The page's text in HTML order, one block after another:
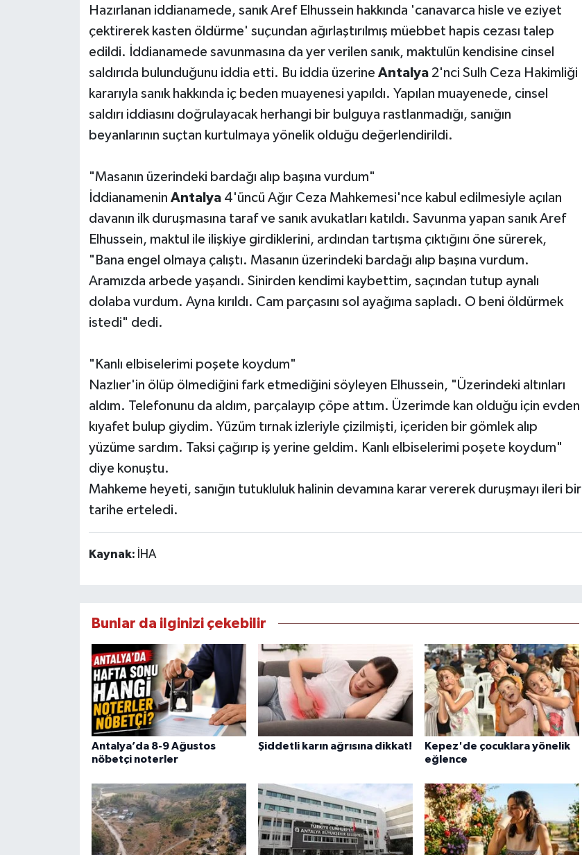
Hazırlanan iddianamede, sanık Aref Elhussein hakkında 'canavarca hisle ve eziyet
çektirerek kasten öldürme' suçundan ağırlaştırılmış müebbet hapis cezası talep
edildi. İddianamede savunmasına da yer verilen sanık, maktulün kendisine cinsel
saldırıda bulunduğunu iddia etti. Bu iddia üzerine Antalya2'nci Sulh Ceza Hakimliği
kararıyla sanık hakkında iç beden muayenesi yapıldı. Yapılan muayenede, cinsel
saldırı iddiasını doğrulayacak herhangi bir bulguya rastlanmadığı, sanığın
beyanlarının suçtan kurtulmaya yönelik olduğu değerlendirildi.
"Masanın üzerindeki bardağı alıp başına vurdum"
İddianamenin Antalya4'üncü Ağır Ceza Mahkemesi'nce kabul edilmesiyle açılan
davanın ilk duruşmasına taraf ve sanık avukatları katıldı. Savunma yapan sanık Aref
Elhussein, maktul ile ilişkiye girdiklerini, ardından tartışma çıktığını öne sürerek,
"Bana engel olmaya çalıştı. Masanın üzerindeki bardağı alıp başına vurdum.
Aramızda arbede yaşandı. Sinirden kendimi kaybettim, saçından tutup aynalı
dolaba vurdum. Ayna kırıldı. Cam parçasını sol ayağıma sapladı. O beni öldürmek
istedi" dedi.
"Kanlı elbiselerimi poşete koydum"
Nazlıer'in ölüp ölmediğini fark etmediğini söyleyen Elhussein, "Üzerindeki altınları
aldım. Telefonunu da aldım, parçalayıp çöpe attım. Üzerimde kan olduğu için evden
kıyafet bulup giydim. Yüzüm tırnak izleriyle çizilmişti, içeriden bir gömlek alıp
yüzüme sardım. Taksi çağırıp iş yerine geldim. Kanlı elbiselerimi poşete koydum"
diye konuştu.
Mahkeme heyeti, sanığın tutukluluk halinin devamına karar vererek duruşmayı ileri bir
tarihe erteledi.
Kaynak: İHA
Bunlar da ilginizi çekebilir
Antalya’da 8-9 Ağustos
nöbetçi noterler
Şiddetli karın ağrısına dikkat!
Kepez'de çocuklara yönelik
eğlence